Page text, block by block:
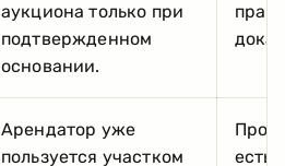
аукциона только при
подтвержденном
основании.
Арендатор уже
пользуется участком
есть